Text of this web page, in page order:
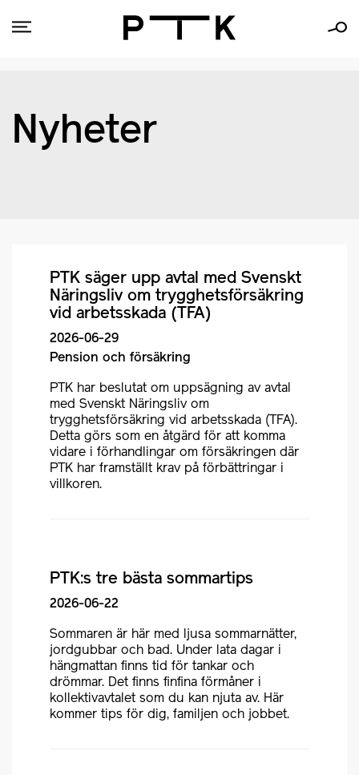
Nyheter
PTK säger upp avtal med Svenskt
Näringsliv om trygghetsförsäkring
vid arbetsskada (TFA)
2026-06-29
Pension och försäkring
PTK har beslutat om uppsägning av avtal
med Svenskt Näringsliv om
trygghetsförsäkring vid arbetsskada (TFA).
Detta görs som en åtgärd för att komma
vidare i förhandlingar om försäkringen där
PTK har framställt krav på förbättringar i
villkoren.
PTK:s tre bästa sommartips
2026-06-22
Sommaren är här med ljusa sommarnätter,
jordgubbar och bad. Under lata dagar i
hängmattan finns tid för tankar och
drömmar. Det finns finfina förmåner i
kollektivavtalet som du kan njuta av. Här
kommer tips för dig, familjen och jobbet.